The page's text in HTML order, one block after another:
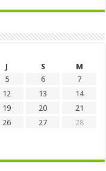
J S
M
5 6
7
12 13
14
19 20
21
26 27
28